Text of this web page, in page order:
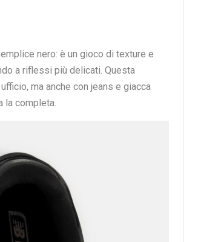
nero: è un gioco di texture e
a riflessi più delicati. Questa
ma anche con jeans e giacca
la completa.